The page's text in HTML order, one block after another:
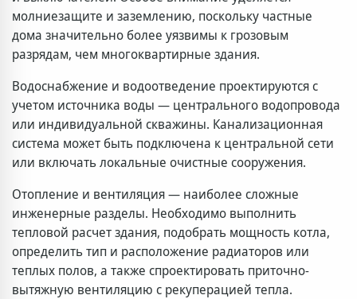
молниезащите и заземлению, поскольку частные
дома значительно более уязвимы к грозовым
разрядам, чем многоквартирные здания.
Водоснабжение и водоотведение проектируются с
учетом источника воды — центрального водопровода
или индивидуальной скважины. Канализационная
система может быть подключена к центральной сети
или включать локальные очистные сооружения.
Отопление и вентиляция — наиболее сложные
инженерные разделы. Необходимо выполнить
тепловой расчет здания, подобрать мощность котла,
определить тип и расположение радиаторов или
теплых полов, а также спроектировать приточно-
вытяжную вентиляцию с рекуперацией тепла.